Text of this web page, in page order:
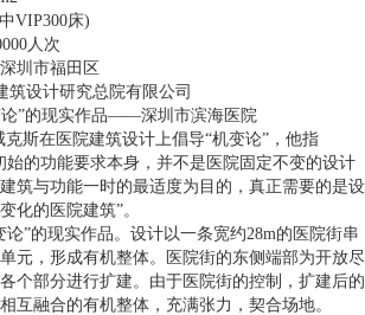
VIP300床)
人次
圳市福田区
设计研究总院有限公司
斯在医院建筑设计上倡导“机变论”，他指
始的功能要求本身，并不是医院固定不变的设计
筑与功能一时的最适度为目的，真正需要的是设
化的医院建筑”。
”的现实作品。设计以一条宽约28m的医院街串
元，形成有机整体。医院街的东侧端部为开放尽
个部分进行扩建。由于医院街的控制，扩建后的
互融合的有机整体，充满张力，契合场地。